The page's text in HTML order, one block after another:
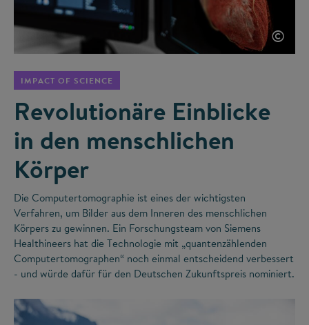
©
IMPACT OF SCIENCE
Revolutionäre Einblicke
in den menschlichen
Körper
Die Computertomographie ist eines der wichtigsten
Verfahren, um Bilder aus dem Inneren des menschlichen
Körpers zu gewinnen. Ein Forschungsteam von Siemens
Healthineers hat die Technologie mit „quantenzählenden
Computertomographen“ noch einmal entscheidend verbessert
- und würde dafür für den Deutschen Zukunftspreis nominiert.